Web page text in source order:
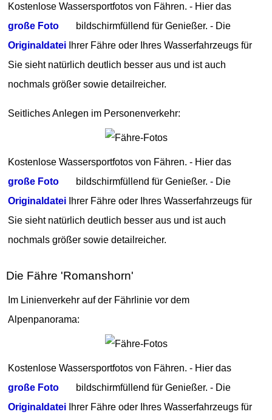
Kostenlose Wassersportfotos von Fähren. - Hier das
große Foto
bildschirmfüllend für Genießer. - Die
Originaldatei Ihrer Fähre oder Ihres Wasserfahrzeugs für
Sie sieht natürlich deutlich besser aus und ist auch
nochmals größer sowie detailreicher.
Seitliches Anlegen im Personenverkehr:
Kostenlose Wassersportfotos von Fähren. - Hier das
große Foto
bildschirmfüllend für Genießer. - Die
Originaldatei Ihrer Fähre oder Ihres Wasserfahrzeugs für
Sie sieht natürlich deutlich besser aus und ist auch
nochmals größer sowie detailreicher.
Die Fähre 'Romanshorn'
Im Linienverkehr auf der Fährlinie vor dem
Alpenpanorama:
Kostenlose Wassersportfotos von Fähren. - Hier das
große Foto
bildschirmfüllend für Genießer. - Die
Originaldatei Ihrer Fähre oder Ihres Wasserfahrzeugs für